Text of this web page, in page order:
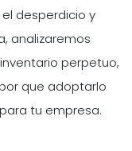
desperdicio y
analizaremos
perpetuo,
que adoptarlo
tu empresa.